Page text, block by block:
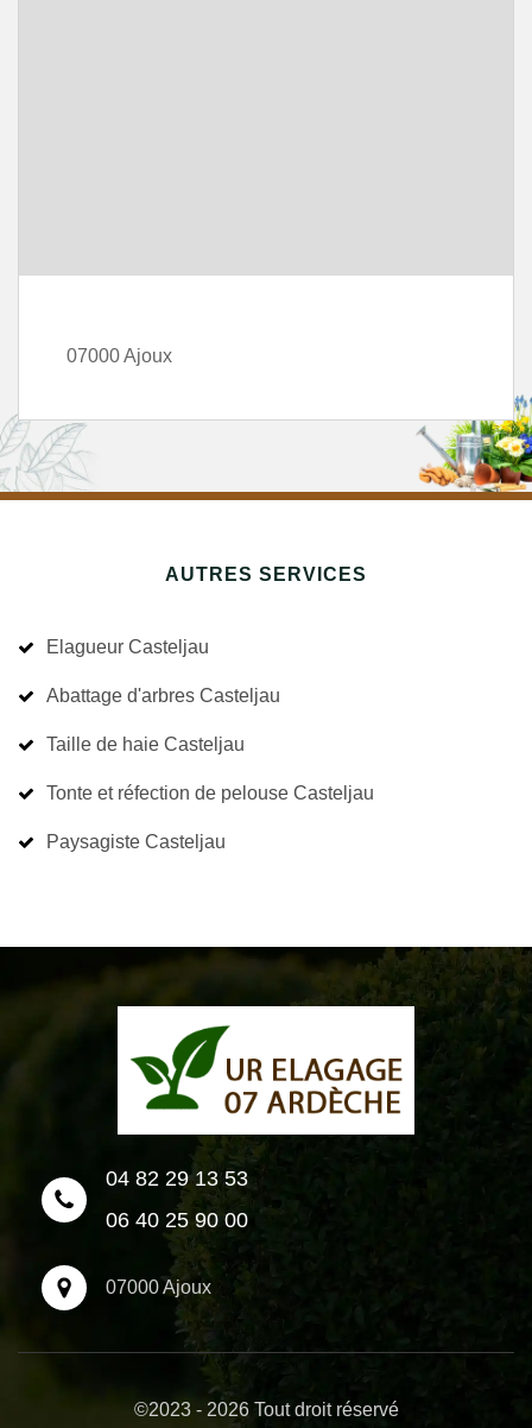
07000 Ajoux
AUTRES SERVICES
Elagueur Casteljau
Abattage d'arbres Casteljau
Taille de haie Casteljau
Tonte et réfection de pelouse Casteljau
Paysagiste Casteljau
04 82 29 13 53
06 40 25 90 00
07000 Ajoux
©2023 - 2026 Tout droit réservé